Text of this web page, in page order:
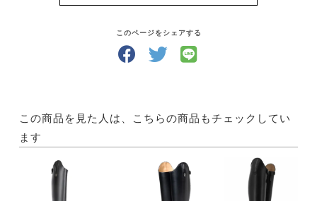
このページをシェアする
この商品を見た人は、こちらの商品もチェックしてい
ます